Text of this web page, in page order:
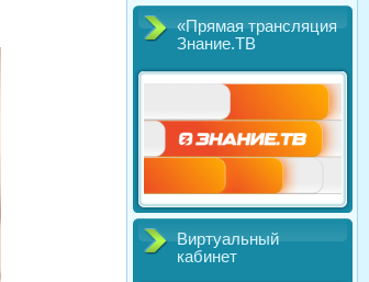
«Прямая трансляция
Знание.ТВ
Виртуальный
кабинет